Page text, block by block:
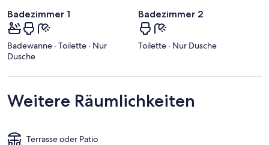
Badezimmer 1
Badewanne · Toilette · Nur
Dusche
Badezimmer 2
Toilette · Nur Dusche
Weitere Räumlichkeiten
Terrasse oder Patio